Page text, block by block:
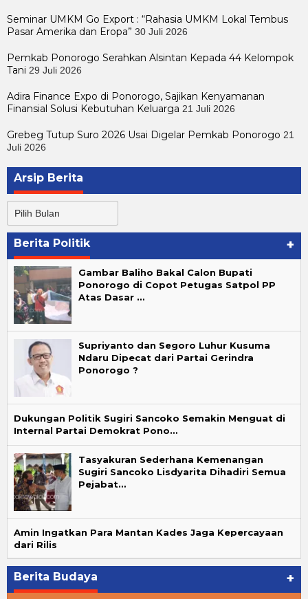
Seminar UMKM Go Export : “Rahasia UMKM Lokal Tembus
Pasar Amerika dan Eropa” 30 Juli 2026
Pemkab Ponorogo Serahkan Alsintan Kepada 44 Kelompok
Tani 29 Juli 2026
Adira Finance Expo di Ponorogo, Sajikan Kenyamanan
Finansial Solusi Kebutuhan Keluarga 21 Juli 2026
Grebeg Tutup Suro 2026 Usai Digelar Pemkab Ponorogo 21
Juli 2026
Arsip Berita
Berita
Berita Politik +
Gambar Baliho Bakal Calon Bupati
Ponorogo di Copot Petugas Satpol PP
Atas Dasar …
Supriyanto dan Segoro Luhur Kusuma
Ndaru Dipecat dari Partai Gerindra
Ponorogo ?
Dukungan Politik Sugiri Sancoko Semakin Menguat di
Internal Partai Demokrat Pono…
Tasyakuran Sederhana Kemenangan
Sugiri Sancoko Lisdyarita Dihadiri Semua
Pejabat…
Amin Ingatkan Para Mantan Kades Jaga Kepercayaan
dari Rilis
Berita Budaya +